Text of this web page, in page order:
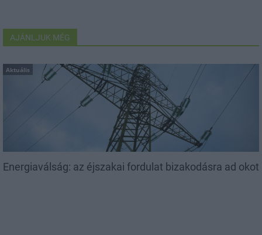
AJÁNLJUK MÉG
Aktuális
Energiaválság: az éjszakai fordulat bizakodásra ad okot